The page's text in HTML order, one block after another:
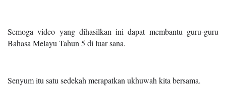
Semoga video yang dihasilkan ini dapat membantu guru-guru
Bahasa Melayu Tahun 5 di luar sana.
Senyum itu satu sedekah merapatkan ukhuwah kita bersama.